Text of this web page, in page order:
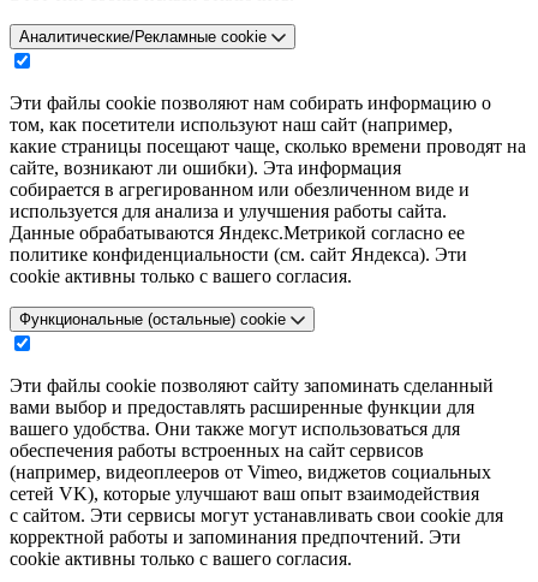
Аналитические/Рекламные cookie
Эти файлы cookie позволяют нам собирать информацию о
том, как посетители используют наш сайт (например,
какие страницы посещают чаще, сколько времени проводят на
сайте, возникают ли ошибки). Эта информация
собирается в агрегированном или обезличенном виде и
используется для анализа и улучшения работы сайта.
Данные обрабатываются Яндекс.Метрикой согласно ее
политике конфиденциальности (см. сайт Яндекса). Эти
cookie активны только с вашего согласия.
Функциональные (остальные) cookie
Эти файлы cookie позволяют сайту запоминать сделанный
вами выбор и предоставлять расширенные функции для
вашего удобства. Они также могут использоваться для
обеспечения работы встроенных на сайт сервисов
(например, видеоплееров от Vimeo, виджетов социальных
сетей VK), которые улучшают ваш опыт взаимодействия
с сайтом. Эти сервисы могут устанавливать свои cookie для
корректной работы и запоминания предпочтений. Эти
cookie активны только с вашего согласия.